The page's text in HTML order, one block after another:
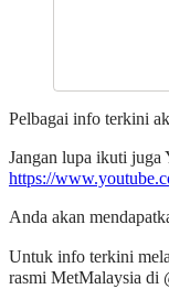
Pelbagai info terkini
Jangan lupa ikuti
https://
Anda akan
Untuk info terkini
rasmi MetMalaysia di